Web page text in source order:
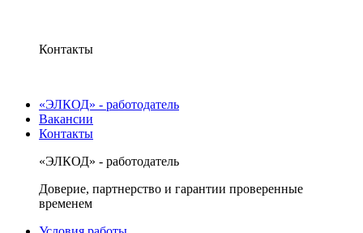
Контакты
«ЭЛКОД» - работодатель
Вакансии
Контакты
«ЭЛКОД» - работодатель
Доверие, партнерство и гарантии проверенные
временем